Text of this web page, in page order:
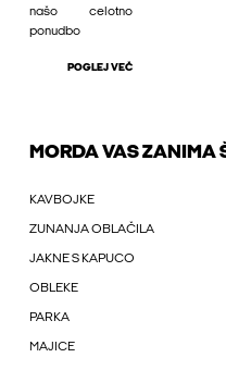
našo celotno
ponudbo
POGLEJ VEČ
MORDA VAS ZANIMA
KAVBOJKE
ZUNANJA OBLAČILA
JAKNE S KAPUCO
OBLEKE
PARKA
MAJICE